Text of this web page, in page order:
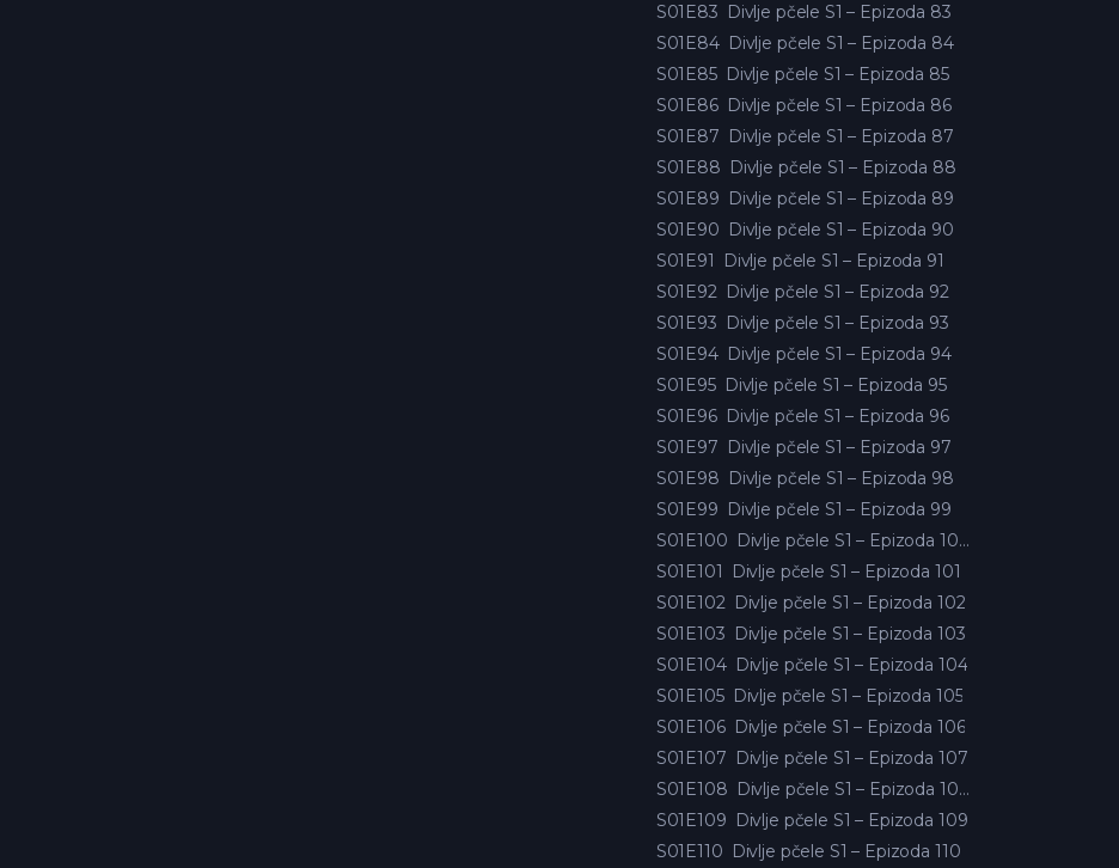
S01E83 Divlje pčele S1 – Epizoda 83
S01E84 Divlje pčele S1 – Epizoda 84
S01E85 Divlje pčele S1 – Epizoda 85
S01E86 Divlje pčele S1 – Epizoda 86
S01E87 Divlje pčele S1 – Epizoda 87
S01E88 Divlje pčele S1 – Epizoda 88
S01E89 Divlje pčele S1 – Epizoda 89
S01E90 Divlje pčele S1 – Epizoda 90
S01E91
Divlje pčele S1 – Epizoda 91
S01E92 Divlje pčele S1 – Epizoda 92
S01E93 Divlje pčele S1 – Epizoda 93
S01E94 Divlje pčele S1 – Epizoda 94
S01E95 Divlje pčele S1 – Epizoda 95
S01E96 Divlje pčele S1 – Epizoda 96
S01E97 Divlje pčele S1 – Epizoda 97
S01E98 Divlje pčele S1 – Epizoda 98
S01E99 Divlje pčele S1 – Epizoda 99
S01E100
Divlje pčele S1 – Epizoda 100
S01E101
Divlje pčele S1 – Epizoda 101
S01E102 Divlje pčele S1 – Epizoda 102
S01E103 Divlje pčele S1 – Epizoda 103
S01E104 Divlje pčele S1 – Epizoda 104
S01E105 Divlje pčele S1 – Epizoda 105
S01E106 Divlje pčele S1 – Epizoda 106
S01E107 Divlje pčele S1 – Epizoda 107
S01E108
Divlje pčele S1 – Epizoda 108
S01E109 Divlje pčele S1 – Epizoda 109
S01E110 Divlje pčele S1 – Epizoda 110